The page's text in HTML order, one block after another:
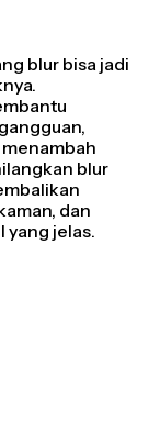
blur bisa jadi
blur
dan
yang jelas.